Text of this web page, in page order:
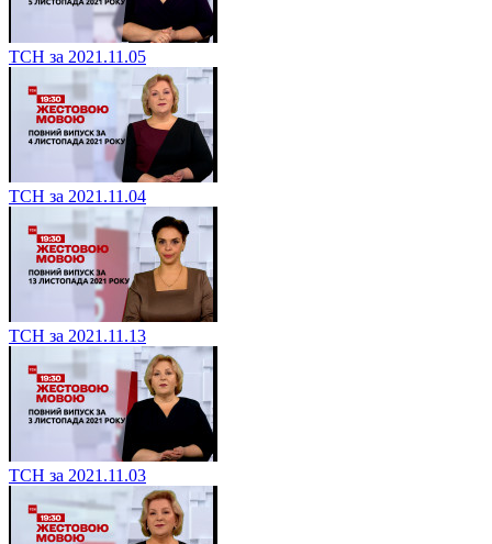
ТСН за 2021.11.05
ТСН за 2021.11.04
ТСН за 2021.11.13
ТСН за 2021.11.03